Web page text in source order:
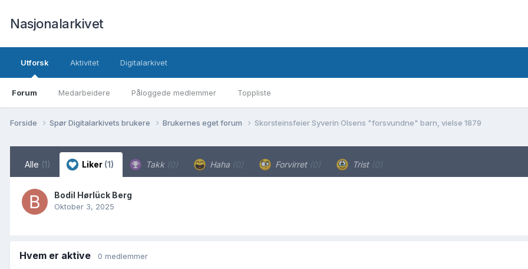
Nasjonalarkivet
Utforsk
Forum Medarbeidere Påloggede medlemmer Toppliste
Aktivitet Digitalarkivet
Forside Spør Digitalarkivets brukere Brukernes eget forum Skorsteinsfeier Syverin Olsens "forsvundne" barn, vielse 1879
Alle (1) Liker (1) Takk (0) Haha (0) Forvirret (0) Trist (0)
Bodil Hørlück Berg
Oktober 3, 2025
Hvem er aktive 0 medlemmer